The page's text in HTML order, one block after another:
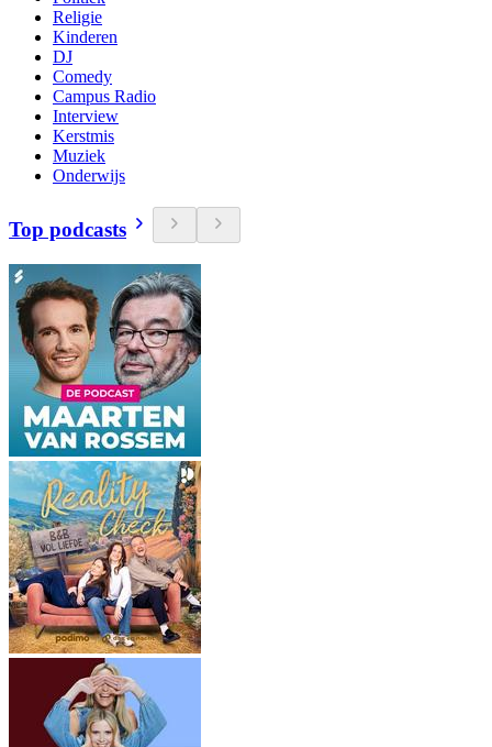
Religie
Kinderen
DJ
Comedy
Campus Radio
Interview
Kerstmis
Muziek
Onderwijs
Top podcasts